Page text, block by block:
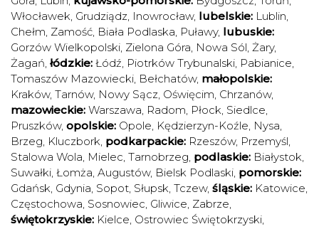
Włocławek, Grudziądz, Inowrocław, lubelskie: Lublin,
Chełm, Zamość, Biała Podlaska, Puławy, lubuskie:
Gorzów Wielkopolski, Zielona Góra, Nowa Sól, Żary,
Żagań, łódzkie: Łódź, Piotrków Trybunalski, Pabianice,
Tomaszów Mazowiecki, Bełchatów, małopolskie:
Kraków, Tarnów, Nowy Sącz, Oświęcim, Chrzanów,
mazowieckie: Warszawa, Radom, Płock, Siedlce,
Pruszków, opolskie: Opole, Kędzierzyn-Koźle, Nysa,
Brzeg, Kluczbork, podkarpackie: Rzeszów, Przemyśl,
Stalowa Wola, Mielec, Tarnobrzeg, podlaskie: Białystok,
Suwałki, Łomża, Augustów, Bielsk Podlaski, pomorskie:
Gdańsk, Gdynia, Sopot, Słupsk, Tczew, śląskie: Katowice,
Częstochowa, Sosnowiec, Gliwice, Zabrze,
świętokrzyskie: Kielce, Ostrowiec Świętokrzyski,